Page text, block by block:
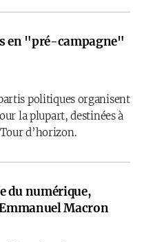
en "pré-campagne"
politiques organisent
la plupart, destinées à
d’horizon.
du numérique,
Macron